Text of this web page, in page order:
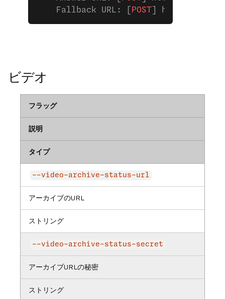
    Fallback URL: [
POST ] https:
ビデオ
フラッグ
説明
タイプ
--video-archive-status-url
アーカイブのURL
ストリング
--video-archive-status-secret
アーカイブURLの秘密
ストリング